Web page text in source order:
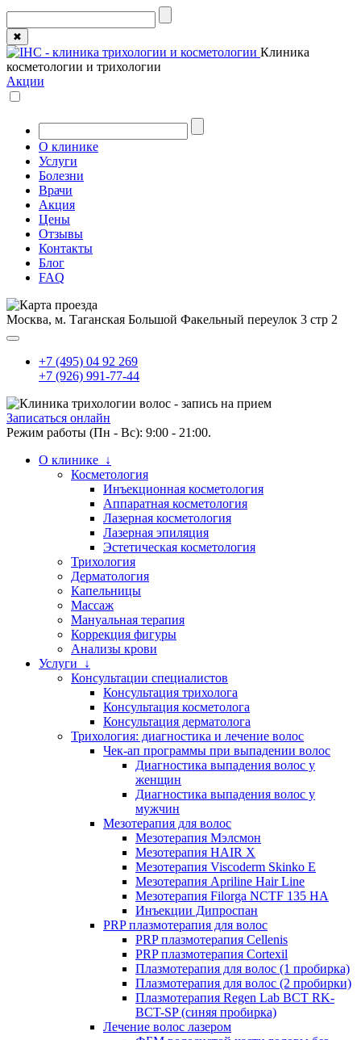
✖
Клиника
косметологии и трихологии
Акции
О клинике
Услуги
Болезни
Врачи
Акция
Цены
Отзывы
Контакты
Блог
FAQ
Москва, м. Таганская Большой Факельный переулок 3 стр 2
+7 (495) 04 92 269
+7 (926) 991-77-44
Записаться онлайн
Режим работы (Пн - Вс): 9:00 - 21:00.
О клинике ↓
Косметология
Инъекционная косметология
Аппаратная косметология
Лазерная косметология
Лазерная эпиляция
Эстетическая косметология
Трихология
Дерматология
Капельницы
Массаж
Мануальная терапия
Коррекция фигуры
Анализы крови
Услуги ↓
Консультации специалистов
Консультация трихолога
Консультация косметолога
Консультация дерматолога
Трихология: диагностика и лечение волос
Чек-ап программы при выпадении волос
Диагностика выпадения волос у
женщин
Диагностика выпадения волос у
мужчин
Мезотерапия для волос
Мезотерапия Мэлсмон
Мезотерапия HAIR X
Мезотерапия Viscoderm Skinko E
Мезотерапия Apriline Hair Line
Мезотерапия Filorga NCTF 135 HA
Инъекции Дипроспан
PRP плазмотерапия для волос
PRP плазмотерапия Cellenis
PRP плазмотерапия Cortexil
Плазмотерапия для волос (1 пробирка)
Плазмотерапия для волос (2 пробирки)
Плазмотерапия Regen Lab BCT RK-
BCT-SP (синяя пробирка)
Лечение волос лазером